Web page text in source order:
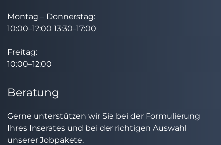
Montag – Donnerstag:
10:00–12:00 13:30–17:00
Freitag:
10:00–12:00
Beratung
Gerne unterstützen wir Sie bei der Formulierung
Ihres Inserates und bei der richtigen Auswahl
unserer Jobpakete.